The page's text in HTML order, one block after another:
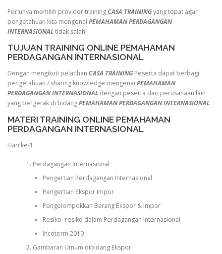
Perlunya memilih provider trainingCASA TRAININGyang tepat agar
pengetahuan kita mengenai PEMAHAMAN PERDAGANGAN
INTERNASIONALtidak salah
TUJUAN TRAINING ONLINE PEMAHAMAN
PERDAGANGAN INTERNASIONAL
Dengan mengikuti pelatihan CASA TRAINING Peserta dapat berbagi
pengetahuan / sharing knowledge mengenai PEMAHAMAN
PERDAGANGAN INTERNASIONAL dengan peserta dari perusahaan lain
yang bergerak di bidangPEMAHAMAN PERDAGANGAN INTERNASIONAL
MATERI TRAINING ONLINE PEMAHAMAN
PERDAGANGAN INTERNASIONAL
Hari ke-1
Perdagangan Internasional
Pengertian Perdagangan Internasional
Pengertian Ekspor Impor
Pengelompokkan Barang Ekspor & Impor
Resiko- resiko dalam Perdagangan Internasional
Incoterm 2010
Gambaran Umum dibidang Ekspor